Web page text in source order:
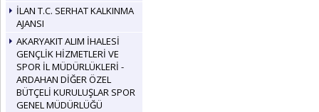
İLAN T.C. SERHAT KALKINMA
AJANSI
AKARYAKIT ALIM İHALESİ
GENÇLİK HİZMETLERİ VE
SPOR İL MÜDÜRLÜKLERİ -
ARDAHAN DİĞER ÖZEL
BÜTÇELİ KURULUŞLAR SPOR
GENEL MÜDÜRLÜĞÜ